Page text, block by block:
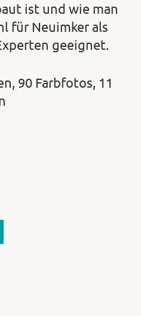
ist und wie man
für Neuimker als
geeignet.
90 Farbfotos, 11